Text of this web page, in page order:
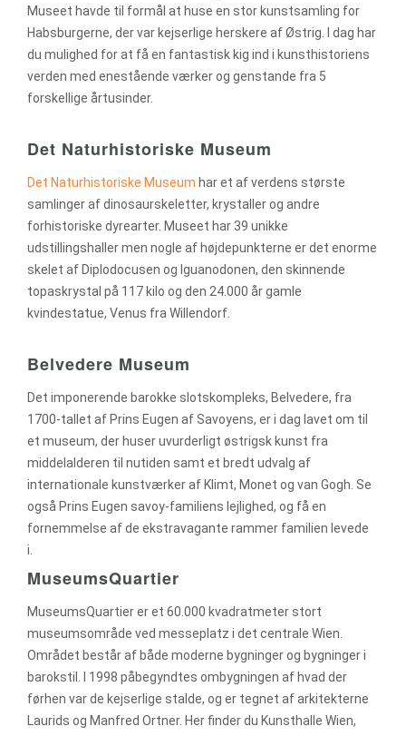
Museet havde til formål at huse en stor kunstsamling for
Habsburgerne, der var kejserlige herskere af Østrig. I dag har
du mulighed for at få en fantastisk kig ind i kunsthistoriens
verden med enestående værker og genstande fra 5
forskellige årtusinder.
Det Naturhistoriske Museum
Det Naturhistoriske Museum har et af verdens største
samlinger af dinosaurskeletter, krystaller og andre
forhistoriske dyrearter. Museet har 39 unikke
udstillingshaller men nogle af højdepunkterne er det enorme
skelet af Diplodocusen og Iguanodonen, den skinnende
topaskrystal på 117 kilo og den 24.000 år gamle
kvindestatue, Venus fra Willendorf.
Belvedere Museum
Det imponerende barokke slotskompleks, Belvedere, fra
1700-tallet af Prins Eugen af Savoyens, er i dag lavet om til
et museum, der huser uvurderligt østrigsk kunst fra
middelalderen til nutiden samt et bredt udvalg af
internationale kunstværker af Klimt, Monet og van Gogh. Se
også Prins Eugen savoy-familiens lejlighed, og få en
fornemmelse af de ekstravagante rammer familien levede
i.
MuseumsQuartier
MuseumsQuartier er et 60.000 kvadratmeter stort
museumsområde ved messeplatz i det centrale Wien.
Området består af både moderne bygninger og bygninger i
barokstil. I 1998 påbegyndtes ombygningen af hvad der
førhen var de kejserlige stalde, og er tegnet af arkitekterne
Laurids og Manfred Ortner. Her finder du Kunsthalle Wien,